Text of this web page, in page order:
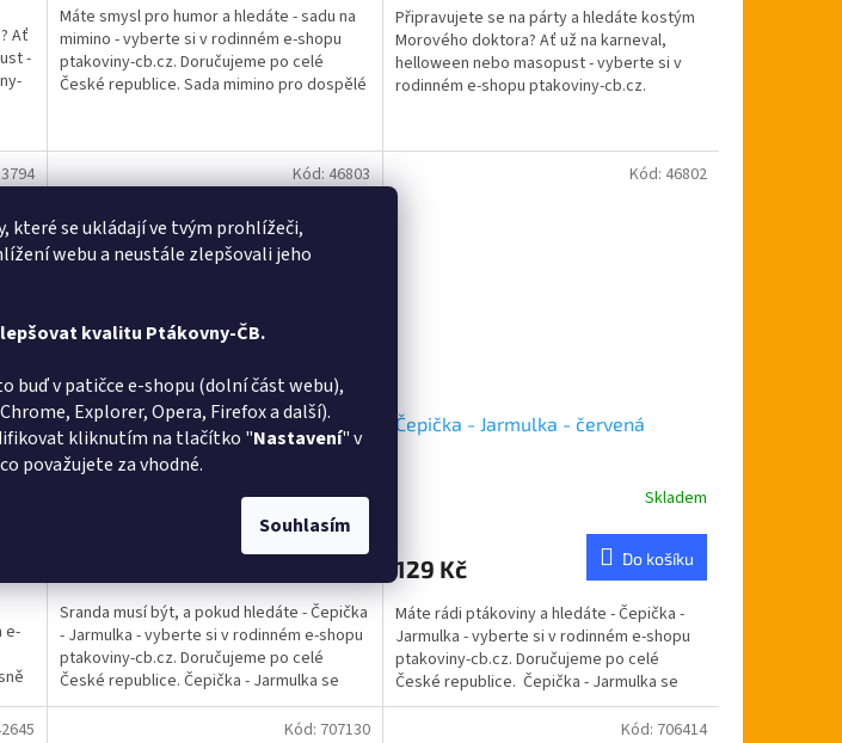
které se ukládají ve tvým prohlížeči,
webu a neustále zlepšovali jeho
kvalitu Ptákovny-ČB.
buď v patičce e-shopu (dolní část webu),
Explorer, Opera, Firefox a další).
kliknutím na tlačítko "Nastavení" v
považujete za vhodné.
Souhlasím
Ať
-
Máte smysl pro humor a hledáte - sadu na
mimino - vyberte si v rodinném e-shopu
ptakoviny-cb.cz. Doručujeme po celé
České republice. Sada mimino pro dospělé
Připravujete se na párty a hledáte kostým
Morového doktora? Ať už na karneval,
helloween nebo masopust - vyberte si v
rodinném e-shopu ptakoviny-cb.cz.
e-
Čepička - Jarmulka - bílá
Skladem
Do košíku
Sranda musí být, a pokud hledáte - Čepička
- Jarmulka - vyberte si v rodinném e-shopu
ptakoviny-cb.cz. Doručujeme po celé
České republice. Čepička - Jarmulka se
krásně hodí...
Kód:46803
Čepička - Jarmulka - červená
Skladem
129 Kč Do košíku
Máte rádi ptákoviny a hledáte - Čepička -
Jarmulka - vyberte si v rodinném e-shopu
ptakoviny-cb.cz. Doručujeme po celé
České republice. Čepička - Jarmulka se
krásně hodí...
Kód: 46802
Kód: 707130 Kód: 706414